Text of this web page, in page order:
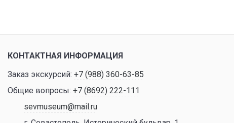
КОНТАКТНАЯ ИНФОРМАЦИЯ
Заказ экскурсий: +7 (988) 360-63-85
Общие вопросы: +7 (8692) 222-111
sevmuseum@mail.ru